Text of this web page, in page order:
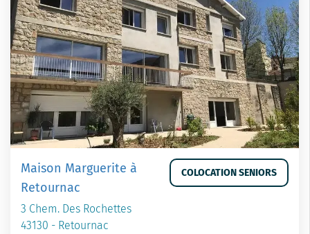
Maison Marguerite à
Retournac
3 Chem. Des Rochettes
43130 - Retournac
COLOCATION SENIORS